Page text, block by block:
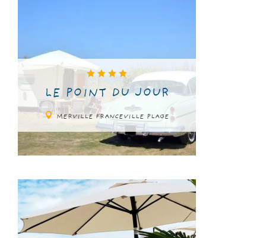
LE POINT DU JOUR
MERVILLE FRANCEVILLE PLAGE